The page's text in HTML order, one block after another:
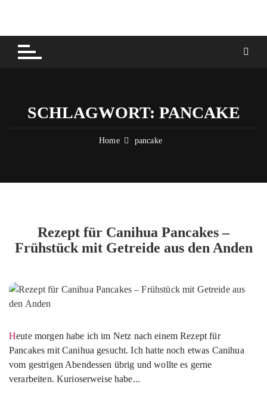
content
SCHLAGWORT: PANCAKE
Home pancake
Rezept für Canihua Pancakes –
Frühstück mit Getreide aus den Anden
Heute morgen habe ich im Netz nach einem Rezept für
Pancakes mit Canihua gesucht. Ich hatte noch etwas Canihua
vom gestrigen Abendessen übrig und wollte es gerne
verarbeiten. Kurioserweise habe...